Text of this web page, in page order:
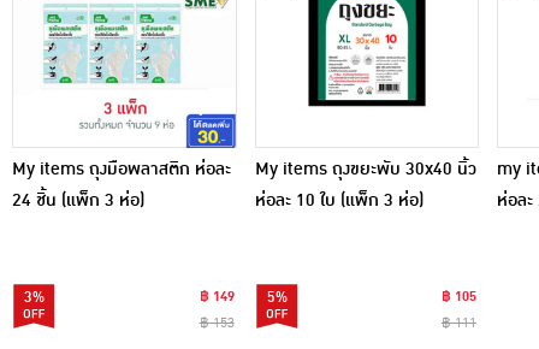
My items ถุงมือพลาสติก ห่อละ
24 ชิ้น (แพ็ก 3 ห่อ)
3%
฿ 149
฿ 153
My items ถุงขยะพับ 30x40 นิ้ว
ห่อละ 10 ใบ (แพ็ก 3 ห่อ)
5%
฿ 105
฿ 111
my
ห่อล